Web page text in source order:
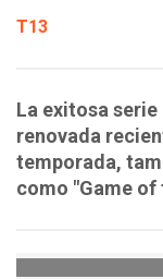
T13
La exitosa
renovada
temporada,
como "Game of